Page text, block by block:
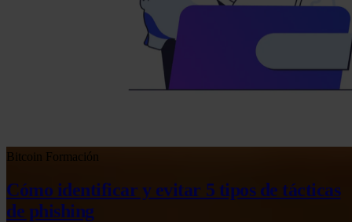
Bitcoin Formación
Cómo identificar y evitar 5 tipos de tácticas
de phishing